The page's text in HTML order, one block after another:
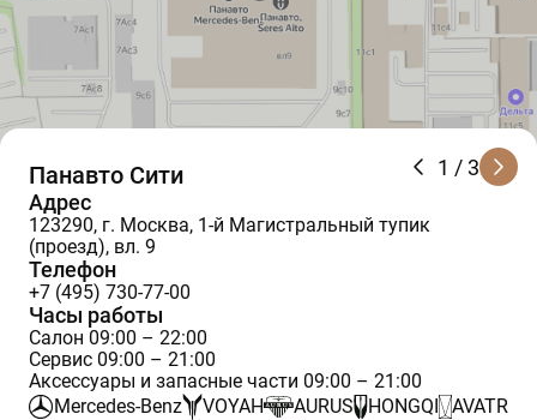
1 / 3
Панавто Сити
Адрес
123290, г. Москва, 1-й Магистральный тупик
(проезд), вл. 9
Телефон
+7 (495) 730-77-00
Часы работы
Салон 09:00 – 22:00
Сервис 09:00 – 21:00
Аксессуары и запасные части 09:00 – 21:00
Mercedes-Benz
VOYAH AURUS HONGQI
AVATR